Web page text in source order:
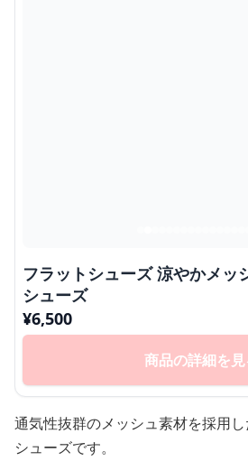
フラットシューズ 涼やかメッ
シューズ
¥6,500
商品の詳細を見
通気性抜群のメッシュ素材を採用
シューズです。